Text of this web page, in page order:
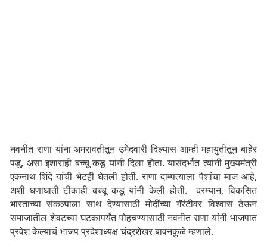
नवनीत राणा यांना अमरावतीतून उमेदवारी दिल्यास आम्ही महायुतीतून बाहेर
पडू, असा इशाराही बच्चू कडू यांनी दिला होता. यासंदर्भात त्यांनी मुख्यमंत्री
एकनाथ शिंदे यांची भेटही घेतली होती. राणा दाम्पत्याला पैशांचा माज आहे,
अशी घणाघाती टीकाही बच्चू कडू यांनी केली होती. दरम्यान, विकसित
भारताच्या संकल्पाला साथ देण्यासाठी मोदींच्या गॅरंटीवर विश्वास ठेऊन
समाजातील शेवटच्या घटकापर्यंत पोहचण्यासाठी नवनीत राणा यांनी भाजपात
प्रवेश केल्याचं भाजप प्रदेशाध्यक्ष चंद्रशेखर बावनकुळे म्हणाले.